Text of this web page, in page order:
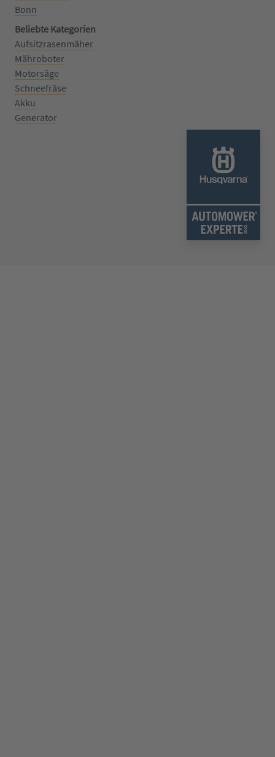
Bonn
Beliebte Kategorien
Aufsitzrasenmäher
Mähroboter
Motorsäge
Schneefräse
Akku
Generator